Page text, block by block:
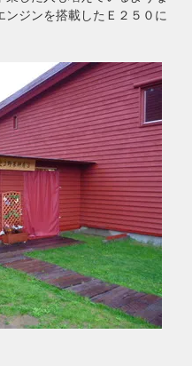
ジンを搭載したＥ２５０に